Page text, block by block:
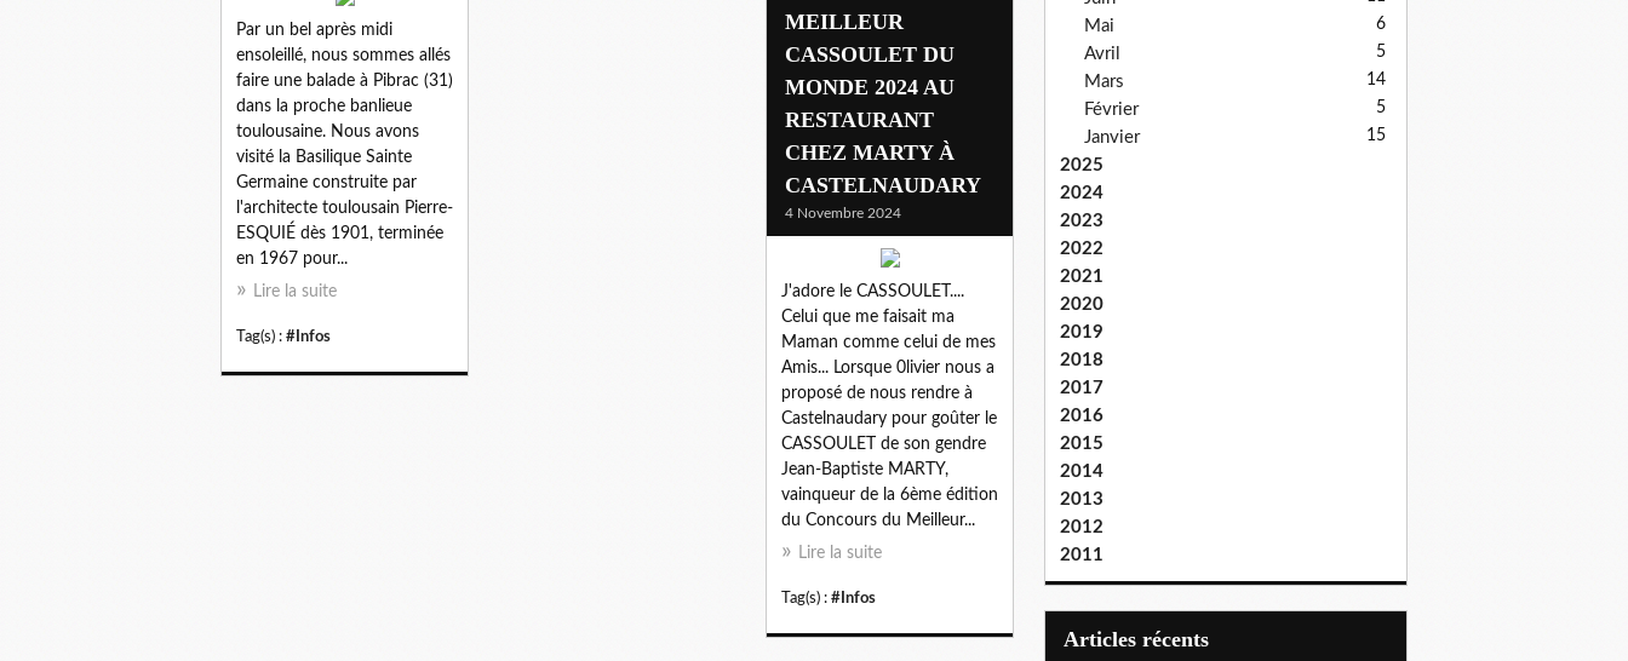
Par un bel après midi
ensoleillé, nous sommes allés
faire une balade à Pibrac (31)
dans la proche banlieue
toulousaine. Nous avons
visité la Basilique Sainte
Germaine construite par
l'architecte toulousain Pierre-
ESQUIÉ dès 1901, terminée
en 1967 pour...
Lire la suite
Tag(s) : #Infos
MEILLEUR
CASSOULET DU
MONDE 2024 AU
RESTAURANT
CHEZ MARTY À
CASTELNAUDARY
4 Novembre 2024
J'adore le CASSOULET....
Celui que me faisait ma
Maman comme celui de mes
Amis... Lorsque 0livier nous a
proposé de nous rendre à
Castelnaudary pour goûter le
CASSOULET de son gendre
Jean-Baptiste MARTY,
vainqueur de la 6ème édition
du Concours du Meilleur...
Lire la suite
Tag(s) : #Infos
Mai 6
Avril 5
Mars 14
Février 5
Janvier 15
2025
2024
2023
2022
2021
2020
2019
2018
2017
2016
2015
2014
2013
2012
2011
articles récents